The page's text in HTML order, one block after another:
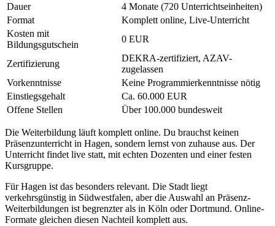
Dauer
4 Monate (720 Unterrichtseinheiten)
Format
Komplett online, Live-Unterricht
Kosten mit
Bildungsgutschein
0 EUR
Zertifizierung
DEKRA-zertifiziert, AZAV-
zugelassen
Vorkenntnisse
Keine Programmierkenntnisse nötig
Einstiegsgehalt
Ca. 60.000 EUR
Offene Stellen
Über 100.000 bundesweit
Die Weiterbildung läuft komplett online. Du brauchst keinen
Präsenzunterricht in Hagen, sondern lernst von zuhause aus. Der
Unterricht findet live statt, mit echten Dozenten und einer festen
Kursgruppe.
Für Hagen ist das besonders relevant. Die Stadt liegt
verkehrsgünstig in Südwestfalen, aber die Auswahl an Präsenz-
Weiterbildungen ist begrenzter als in Köln oder Dortmund. Online-
Formate gleichen diesen Nachteil komplett aus.